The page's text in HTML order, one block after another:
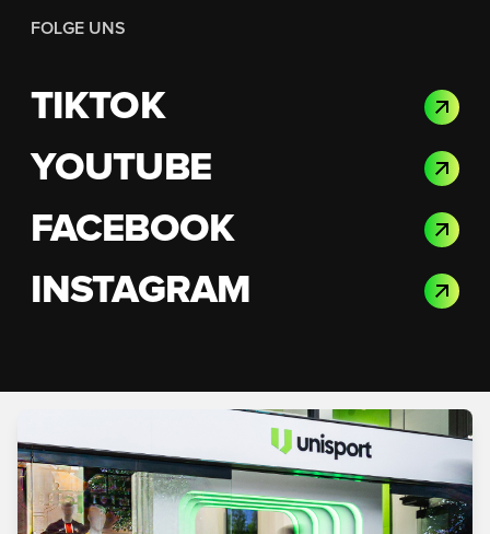
FOLGE UNS
TIKTOK
YOUTUBE
FACEBOOK
INSTAGRAM